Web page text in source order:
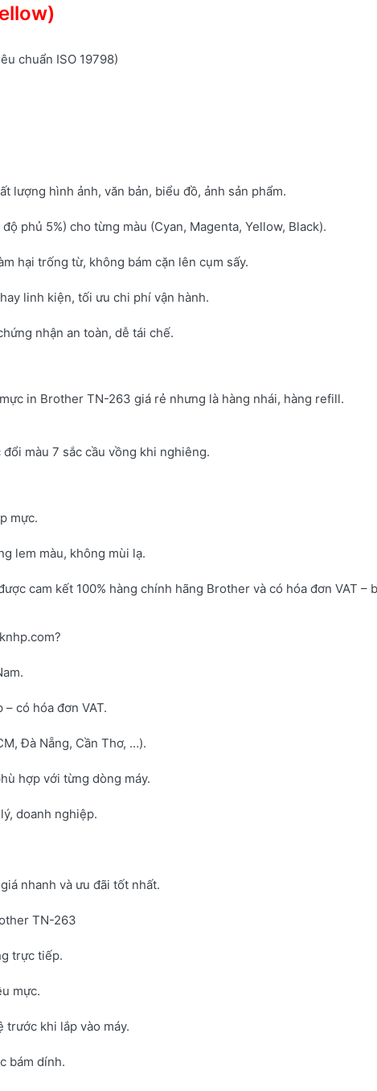
chuẩn ISO 19798)
lượng hình ảnh, văn bản, biểu đồ, ảnh sản phẩm.
phủ 5%) cho từng màu (Cyan, Magenta, Yellow, Black).
hại trống từ, không bám cặn lên cụm sấy.
linh kiện, tối ưu chi phí vận hành.
nhận an toàn, dễ tái chế.
in Brother TN-263 giá rẻ nhưng là hàng nhái, hàng refill.
màu 7 sắc cầu vồng khi nghiêng.
mực.
lem màu, không mùi lạ.
cam kết 100% hàng chính hãng Brother và có hóa đơn VAT –
có hóa đơn VAT.
Đà Nẵng, Cần Thơ, …).
hợp với từng dòng máy.
doanh nghiệp.
nhanh và ưu đãi tốt nhất.
TN-263
trực tiếp.
mực.
trước khi lắp vào máy.
bám dính.